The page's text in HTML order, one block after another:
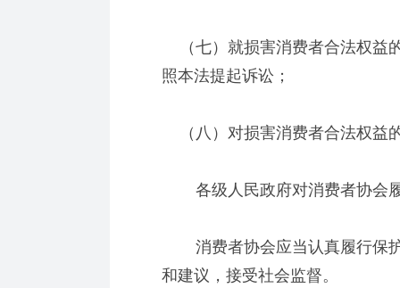
（七）就损害消费者合法权益
照本法提起诉讼；
（八）对损害消费者合法权益
各级人民政府对消费者协会履
消费者协会应当认真履行保护
和建议，接受社会监督。